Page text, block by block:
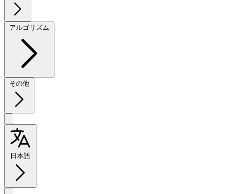
アルゴリズム
その他
日本語